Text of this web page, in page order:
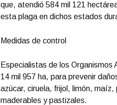
que, atendió 584 mil 121
esta plaga en dichos estados
Medidas de control
Especialistas de los Organismos
14 mil 957 ha, para prevenir
azúcar, ciruela, frijol, limón,
maderables y pastizales.